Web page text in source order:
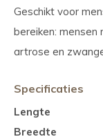
Geschikt voor
bereiken:
artrose en
Specificaties
Lengte
Breedte